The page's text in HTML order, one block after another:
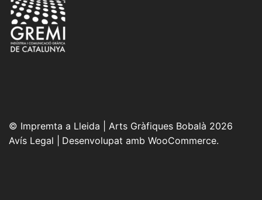
© Impremta a Lleida | Arts Gràfiques Bobalà 2026
Avís Legal
Desenvolupat amb WooCommerce.